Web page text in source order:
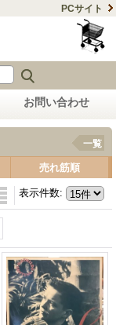
PCサイト
お問い合わせ
一覧
売れ筋順
表示件数: